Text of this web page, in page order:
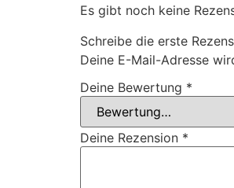
Es gibt noch keine
Schreibe die erste
Deine E-Mail-Adresse
Deine Bewertung *
Deine Rezension *